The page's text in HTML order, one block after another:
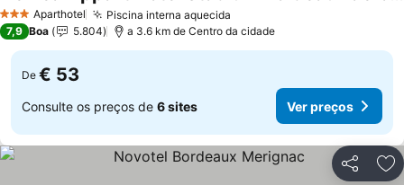
3 EstrelasAparthotel Piscina interna aquecida
7,9 Boa 5.804 a 3.6 km de Centro da cidade
De € 53
Consulte os preços de 6 sites Ver preços
Partilhar